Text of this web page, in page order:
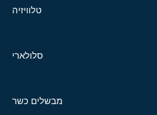
טלוויזיה
סלולארי
מבשלים כשר